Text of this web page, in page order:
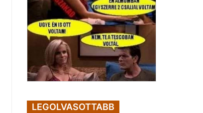
LEGOLVASOTTABB